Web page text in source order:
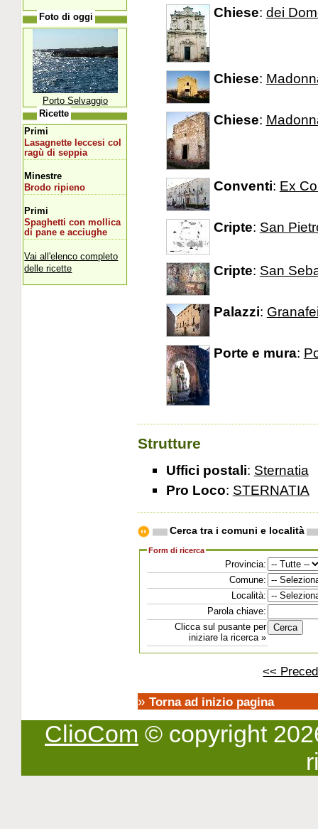
Chiese: dei
Chiese:
Chiese:
Conventi: Ex
Cripte: San
Cripte: San
Palazzi:
Porte e mura:
Strutture
Uffici postali: Sternatia
Pro Loco: STERNATIA
Cerca tra i comuni e località
Form di ricerca
Provincia:
Comune:
Località:
Parola chiave:
Clicca sul pusante per
iniziare la ricerca »
<<
» Torna ad inizio pagina
Foto di oggi
Porto Selvaggio
Ricette
Primi
Lasagnette leccesi col
ragù di seppia
Minestre
Brodo ripieno
Primi
Spaghetti con mollica
di pane e acciughe
Vai all'elenco completo
delle ricette
ClioCom © copyright